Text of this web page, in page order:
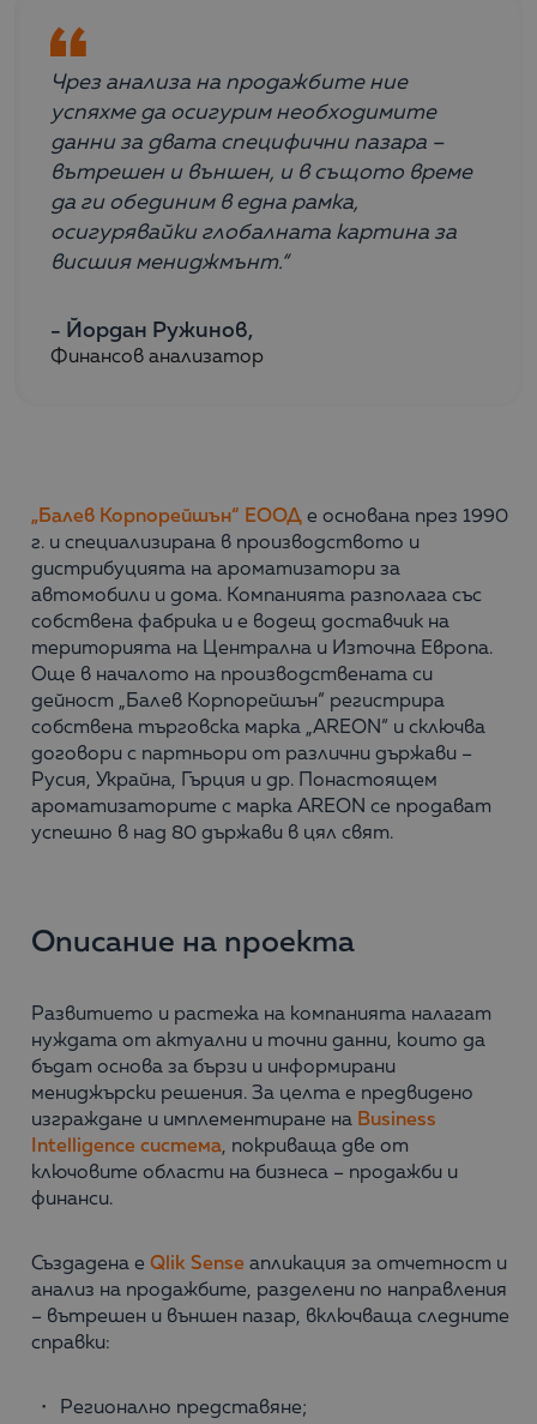
Чрез анализа на продажбите ние
успяхме да осигурим необходимите
данни за двата специфични пазара –
вътрешен и външен, и в същото време
да ги обединим в една рамка,
осигурявайки глобалната картина за
висшия мениджмънт.“
- Йордан Ружинов,
Финансов анализатор
„Балев Корпорейшън“ ЕООД е основана през 1990
г. и специализирана в производството и
дистрибуцията на ароматизатори за
автомобили и дома. Компанията разполага със
собствена фабрика и е водещ доставчик на
територията на Централна и Източна Европа.
Още в началото на производствената си
дейност „Балев Корпорейшън“ регистрира
собствена търговска марка „AREON“ и сключва
договори с партньори от различни държави –
Русия, Украйна, Гърция и др. Понастоящем
ароматизаторите с марка AREON се продават
успешно в над 80 държави в цял свят.
Описание на проекта
Развитието и растежа на компанията налагат
нуждата от актуални и точни данни, които да
бъдат основа за бързи и информирани
мениджърски решения. За целта е предвидено
изграждане и имплементиране на Business
Intelligence система, покриваща две от
ключовите области на бизнеса – продажби и
финанси.
Създадена е Qlik Sense апликация за отчетност и
анализ на продажбите, разделени по направления
– вътрешен и външен пазар, включваща следните
справки:
Регионално представяне;